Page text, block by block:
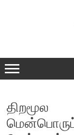
திறமூல